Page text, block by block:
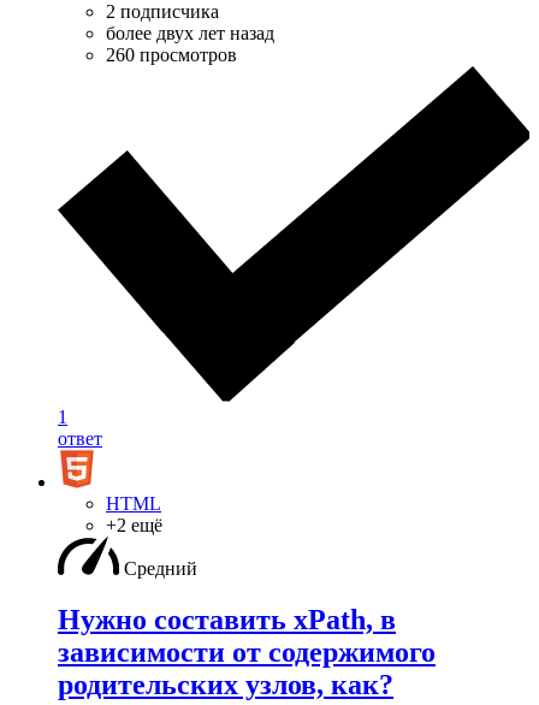
2 подписчика
более двух лет назад
260 просмотров
1
ответ
HTML
+2 ещё
Средний
Нужно составить xPath, в
зависимости от содержимого
родительских узлов, как?